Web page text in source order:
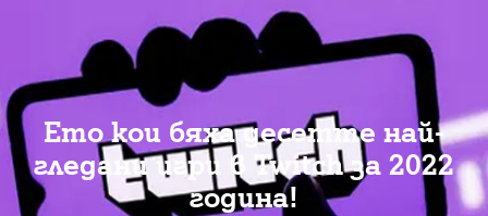
Ето кои бяха десетте най-
гледани игри в Twitch за 2022
година!